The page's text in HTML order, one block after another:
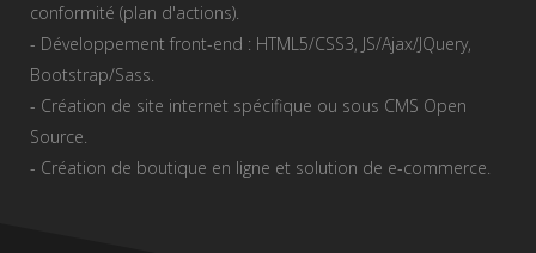
conformité (plan d'actions).
- Développement front-end : HTML5/CSS3, JS/Ajax/JQuery,
Bootstrap/Sass.
- Création de site internet spécifique ou sous CMS Open
Source.
- Création de boutique en ligne et solution de e-commerce.